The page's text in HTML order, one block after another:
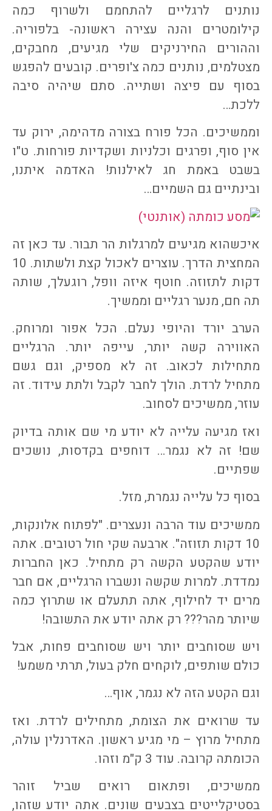
נותנים לרגליים להתחמם ולשרוף כמה
קילומטרים והנה עצירה ראשונה- בלפוריה.
וההורים החירניקים שלי מגיעים, מחבקים,
מצטלמים, נותנים כמה צ'ופרים. קובעים להפגש
בסוף עם פיצה ושתייה. סתם שיהיה סיבה
ללכת…
וממשיכים. הכל פורח בצורה מדהימה, ירוק עד
אין סוף, ופרגים וכלניות ושקדיות פורחות. ט"ו
בשבט באמת חג לאילנות! האדמה איתנו,
ובינתיים גם השמיים…
איכשהוא מגיעים למרגלות הר תבור. עד כאן זה
המחצית הדרך. עוצרים לאכול קצת ולשתות. 10
דקות לתזוזה. חוטף איזה וופל, רוגעלך, שותה
תה חם, מנער רגליים וממשיך.
הערב יורד והיופי נעלם. הכל אפור ומרוחק.
האווירה קשה יותר, עייפה יותר. הרגליים
מתחילות לכאוב. זה לא מספיק, וגם גשם
מתחיל לרדת. הולך לחבר לקבל ולתת עידוד. זה
עוזר, ממשיכים לסחוב.
ואז מגיעה עלייה לא יודע מי שם אותה בדיוק
שם! זה לא נגמר… דוחפים בקדסות, נושכים
שפתיים.
בסוף כל עלייה נגמרת, מזל.
ממשיכים עוד הרבה ונעצרים. "לפתוח אלונקות,
10 דקות תזוזה". ארבעה שקי חול רטובים. אתה
יודע שהקטע הקשה רק מתחיל. כאן החברות
נמדדת. למרות שקשה ונשברו הרגליים, אם חבר
מרים יד לחילוף, אתה תתעלם או שתרוץ כמה
שיותר מהר??? רק אתה יודע את התשובה!
ויש שסוחבים יותר ויש שסוחבים פחות, אבל
כולם שותפים, לוקחים חלק בעול, תרתי משמע!
וגם הקטע הזה לא נגמר, אוף…
עד שרואים את הצומת, מתחילים לרדת. ואז
מתחיל מרוץ – מי מגיע ראשון. האדרנלין עולה,
הכומתה קרובה. עוד 3 ק"מ וזהו.
ממשיכים, ופתאום רואים שביל זוהר
בסטיקלייטים בצבעים שונים. אתה יודע שזהו,